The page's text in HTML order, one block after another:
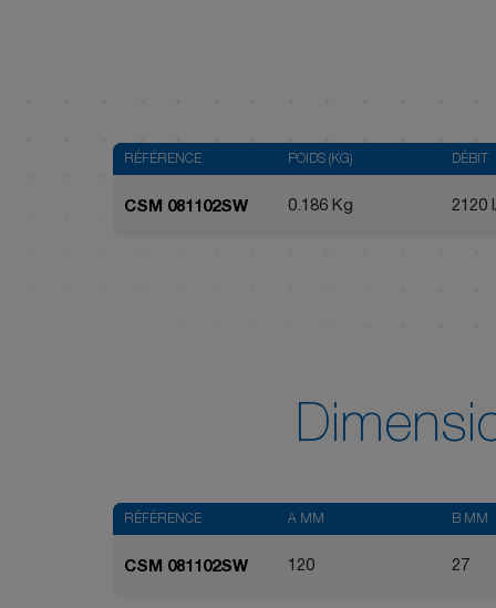
RÉFÉRENCE POIDS (KG) DÉBIT
CSM 081102SW 0.186 Kg 2120
RÉFÉRENCE A MM B MM
CSM 081102SW 120 27